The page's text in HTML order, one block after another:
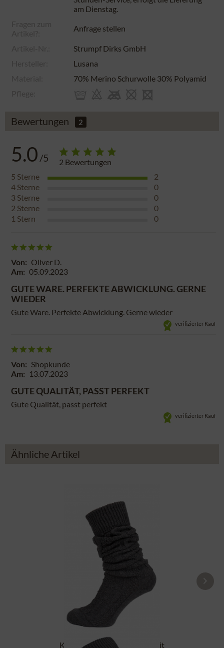
am Dienstag.
Anfrage stellen
Strumpf Dirks GmbH
Lusana
70% Merino Schurwolle 30% Polyamid
Bewertungen 2
5.0 /5 2 Bewertungen
5 Sterne
2
4 Sterne
0
3 Sterne
0
2 Sterne
0
1 Stern 0
Von: Oliver D.
Am: 05.09.2023
GUTE WARE. PERFEKTE ABWICKLUNG. GERNE
WIEDER
Gute Ware. Perfekte Abwicklung. Gerne wieder
verifizierter Kauf
Von: Shopkunde
Am: 13.07.2023
GUTE QUALITÄT, PASST PERFEKT
Gute Qualität, passt perfekt
verifizierter Kauf
Ähnliche Artikel
Kniestrümpfe CS556 anthrazit